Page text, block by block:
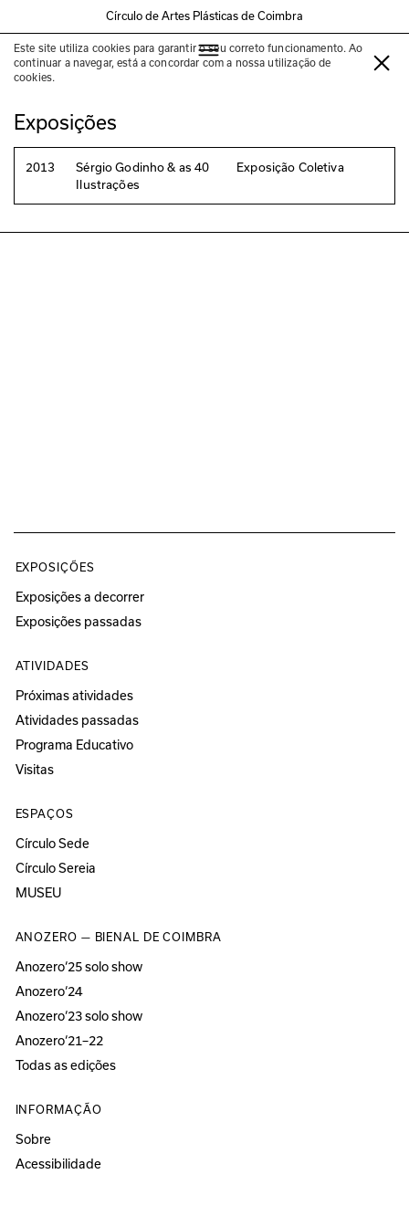
Círculo de Artes Plásticas de Coimbra
Este site utiliza cookies para garantir o seu correto funcionamento. Ao
continuar a navegar, está a concordar com a nossa utilização de
cookies.
Pedro Brito
Exposições
2013
Sérgio Godinho & as 40
Ilustrações
Exposição Coletiva
EXPOSIÇÕES
Exposições a decorrer
Exposições passadas
ATIVIDADES
Próximas atividades
Atividades passadas
Programa Educativo
Visitas
ESPAÇOS
Círculo Sede
Círculo Sereia
MUSEU
ANOZERO — BIENAL DE COIMBRA
Anozero‘25 solo show
Anozero‘24
Anozero‘23 solo show
Anozero‘21–22
Todas as edições
INFORMAÇÃO
Sobre
Acessibilidade